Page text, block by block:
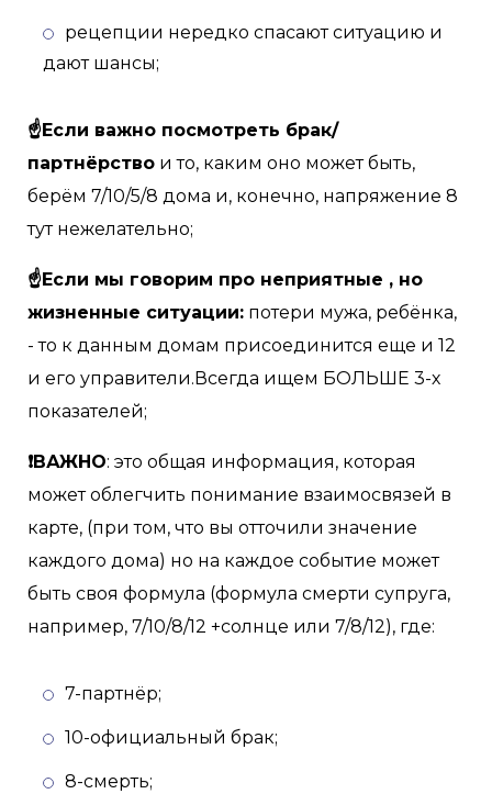
рецепции нередко спасают ситуацию и
дают шансы;
☝Если важно посмотреть брак/
партнёрство и то, каким оно может быть,
берём 7/10/5/8 дома и, конечно, напряжение 8
тут нежелательно;
☝Если мы говорим про неприятные , но
жизненные ситуации: потери мужа, ребёнка,
- то к данным домам присоединится еще и 12
и его управители.Всегда ищем БОЛЬШЕ 3-х
показателей;
❗ВАЖНО: это общая информация, которая
может облегчить понимание взаимосвязей в
карте, (при том, что вы отточили значение
каждого дома) но на каждое событие может
быть своя формула (формула смерти супруга,
например, 7/10/8/12 +солнце или 7/8/12), где:
7-партнёр;
10-официальный брак;
8-смерть;